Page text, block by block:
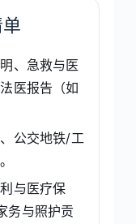
、急救与医
医报告（如
公交地铁/工
与医疗保
务与照护贡